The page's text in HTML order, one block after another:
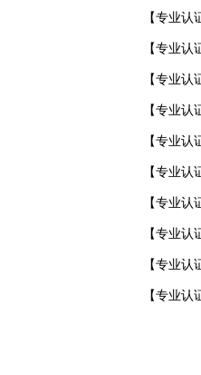
【专业
【专业
【专业
【专业认
【专业
【专业
【专业
【专业
【专业
【专业